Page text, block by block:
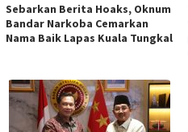
Sebarkan Berita Hoaks, Oknum
Bandar Narkoba Cemarkan
Nama Baik Lapas Kuala Tungkal